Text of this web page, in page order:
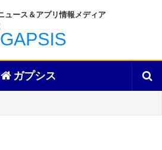
ュース＆アプリ情報メディア
ガプシス